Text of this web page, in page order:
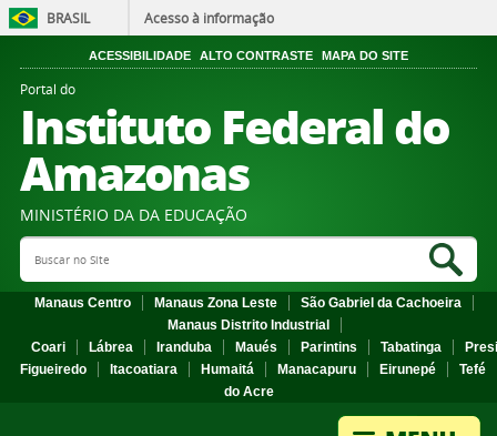
BRASIL Acesso à informação
ACESSIBILIDADE ALTO CONTRASTE MAPA DO SITE
Portal do
Instituto Federal do
Amazonas
MINISTÉRIO DA DA EDUCAÇÃO
Search Site
Manaus Centro Manaus Zona Leste
São Gabriel da Cachoeira
Manaus Distrito Industrial
Coari
Lábrea Iranduba Maués Parintins Tabatinga
Figueiredo
Itacoatiara Humaitá Manacapuru Eirunepé
Tefé
do Acre